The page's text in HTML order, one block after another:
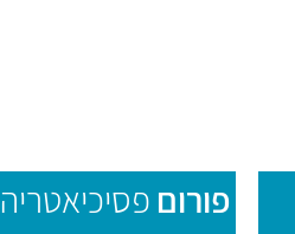
פורום פסיכיאטריה